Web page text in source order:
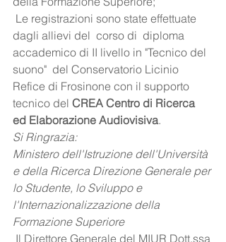
dagli allievi del  corso di  diploma
accademico di II livello in "Tecnico del
suono"  del Conservatorio Licinio
Refice di Frosinone con il supporto
tecnico del CREA Centro di Ricerca
ed Elaborazione Audiovisiva.
Si Ringrazia:
Ministero dell'Istruzione dell'Università
e della Ricerca Direzione Generale per
lo Studente, lo Sviluppo e
l'Internazionalizzazione della
Formazione Superiore